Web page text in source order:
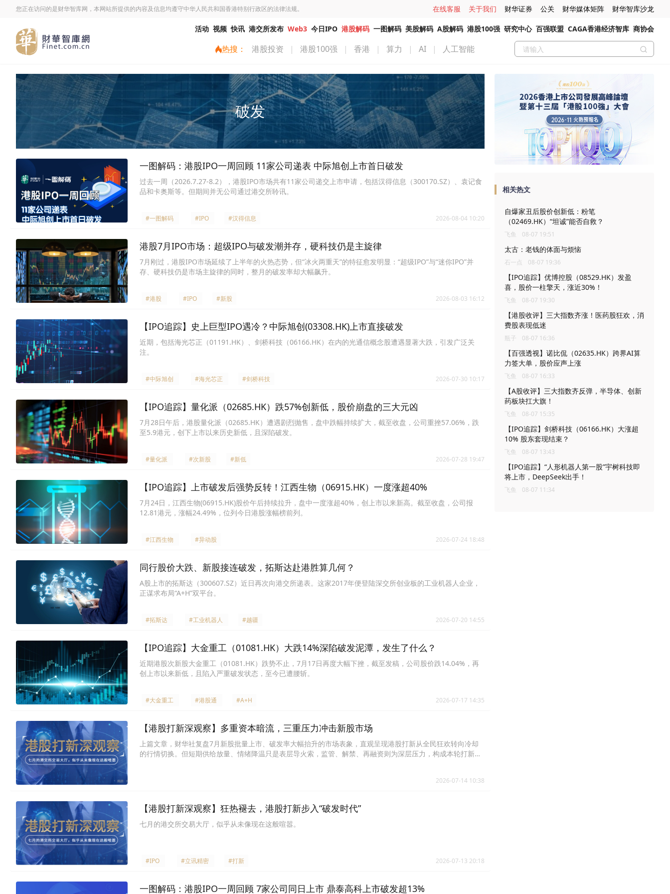
您正在访问的是财华智库网，本网站所提供的内容及信息均遵守中华人民共和国香港特别行政区的法律法规。 在线客服 关于我们 财华证券 公关 财华媒体矩阵 财华智库沙龙
活动 视频 快讯 港交所发布 Web3 今日IPO 港股解码 一图解码 美股解码 A股解码 港股100强 研究中心 百强联盟 CAGA香港经济智库 商协会
热搜： 港股投资 | 港股100强 | 香港 | 算力 | AI | 人工智能
破发
一图解码：港股IPO一周回顾 11家公司递表 中际旭创上市首日破发
过去一周（2026.7.27-8.2），港股IPO市场共有11家公司递交上市申请，包括汉得信息（300170.SZ）、袁记食
品和卡奥斯等。但期间并无公司通过港交所聆讯。
#一图解码 #IPO #汉得信息 2026-08-04 10:20
港股7月IPO市场：超级IPO与破发潮并存，硬科技仍是主旋律
7月刚过，港股IPO市场延续了上半年的火热态势，但“冰火两重天”的特征愈发明显：“超级IPO”与“迷你IPO”并
存、硬科技仍是市场主旋律的同时，整月的破发率却大幅飙升。
#港股 #IPO #新股 2026-08-03 16:12
【IPO追踪】史上巨型IPO遇冷？中际旭创(03308.HK)上市直接破发
近期，包括海光芯正（01191.HK）、剑桥科技（06166.HK）在内的光通信概念股遭遇显著大跌，引发广泛关
注。
#中际旭创 #海光芯正 #剑桥科技 2026-07-30 10:17
【IPO追踪】量化派（02685.HK）跌57%创新低，股价崩盘的三大元凶
7月28日午后，港股量化派（02685.HK）遭遇剧烈抛售，盘中跌幅持续扩大，截至收盘，公司重挫57.06%，跌
至5.9港元，创下上市以来历史新低，且深陷破发。
#量化派 #次新股 #新低 2026-07-28 19:47
【IPO追踪】上市破发后强势反转！江西生物（06915.HK）一度涨超40%
7月24日，江西生物(06915.HK)股价午后持续拉升，盘中一度涨超40%，创上市以来新高。截至收盘，公司报
12.81港元，涨幅24.49%，位列今日港股涨幅榜前列。
#江西生物 #异动股 2026-07-24 18:48
同行股价大跌、新股接连破发，拓斯达赴港胜算几何？
A股上市的拓斯达（300607.SZ）近日再次向港交所递表。这家2017年便登陆深交所创业板的工业机器人企业，
正谋求布局“A+H”双平台。
#拓斯达 #工业机器人 #越疆 2026-07-20 14:55
【IPO追踪】大金重工（01081.HK）大跌14%深陷破发泥潭，发生了什么？
近期港股次新股大金重工（01081.HK）跌势不止，7月17日再度大幅下挫，截至发稿，公司股价跌14.04%，再
创上市以来新低，且陷入严重破发状态，至今已遭腰斩。
#大金重工 #港股通 #A+H 2026-07-17 14:35
【港股打新深观察】多重资本暗流，三重压力冲击新股市场
上篇文章，财华社复盘7月新股批量上市、破发率大幅抬升的市场表象，直观呈现港股打新从全民狂欢转向冷却
的行情切换。但短期供给放量、情绪降温只是表层导火索，监管、解禁、再融资则为深层压力，构成本轮打新红
2026-07-14 10:38
【港股打新深观察】狂热褪去，港股打新步入“破发时代”
七月的港交所交易大厅，似乎从未像现在这般喧嚣。
#IPO #立讯精密 #打新 2026-07-13 20:18
一图解码：港股IPO一周回顾 7家公司同日上市 鼎泰高科上市破发超13%
相关热文
自爆家丑后股价创新低：粉笔
（02469.HK）“坦诚”能否自救？
飞鱼 08-07 19:51
太古：老钱的体面与烦恼
石一点 08-07 19:36
【IPO追踪】优博控股（08529.HK）发盈
喜，股价一柱擎天，涨近30%！
飞鱼 08-07 19:30
【港股收评】三大指数齐涨！医药股狂欢，消
费股表现低迷
瓶子 08-07 16:36
【百强透视】诺比侃（02635.HK）跨界AI算
力签大单，股价应声上涨
飞鱼 08-07 16:33
【A股收评】三大指数齐反弹，半导体、创新
药板块扛大旗！
飞鱼 08-07 15:35
【IPO追踪】剑桥科技（06166.HK）大涨超
10% 股东套现结束？
飞鱼 08-07 13:43
【IPO追踪】“人形机器人第一股”宇树科技即
将上市，DeepSeek出手！
飞鱼 08-07 11:34